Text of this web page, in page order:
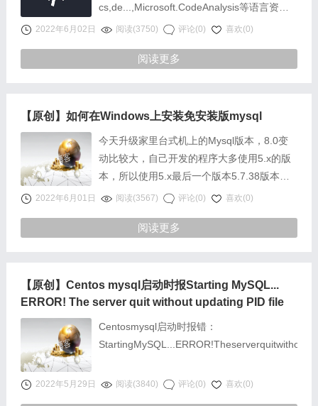
cs,de...,Microsoft.CodeAnalysis等语言资源
文件问题：NetCore发布出来的publish目录一
2022年6月02日 阅读(3750) 评论(0) 喜欢(0)
阅读更多
【原创】如何在Windows上安装免安装版mysql
今天升级家里台式机上的Mysql版本，8.0变
动比较大，自己开发的程序大多使用5.x的版
本，所以使用5.x最后一个版本5.7.38版本。
以下为安装步骤作为自己的笔记……
2022年6月01日 阅读(3567) 评论(0) 喜欢(0)
阅读更多
【原创】Centos mysql启动时报Starting MySQL...
ERROR! The server quit without updating PID file
Centosmysql启动时报错：
2022年5月29日 阅读(3840) 评论(0) 喜欢(0)